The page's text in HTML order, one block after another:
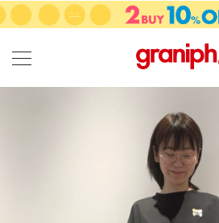
カテゴリーから探す
KIDS
カテゴリ
サイズ